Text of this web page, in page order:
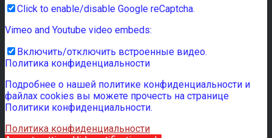
Click to enable/disable Google reCaptcha.
Vimeo and Youtube video embeds:
Включить/отключить встроенные видео.
Политика конфиденциальности
Подробнее о нашей политике конфиденциальности и
файлах cookies вы можете прочесть на странице
Политики конфиденциальности.
Политика конфиденциальности